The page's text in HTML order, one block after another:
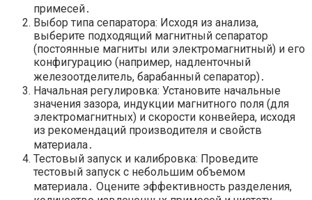
примесей․
Выбор типа сепаратора: Исходя из анализа,
выберите подходящий магнитный сепаратор
(постоянные магниты или электромагнитный) и его
конфигурацию (например, надленточный
железоотделитель, барабанный сепаратор)․
Начальная регулировка: Установите начальные
значения зазора, индукции магнитного поля (для
электромагнитных) и скорости конвейера, исходя
из рекомендаций производителя и свойств
материала․
Тестовый запуск и калибровка: Проведите
тестовый запуск с небольшим объемом
материала․ Оцените эффективность разделения,